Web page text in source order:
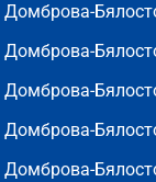
Домброва-
Домброва-
Домброва-
Домброва-
Домброва-